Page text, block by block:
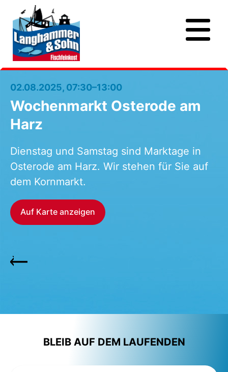
02.08.2025, 07:30–13:00
Wochenmarkt Osterode am
Harz
Dienstag und Samstag sind Marktage in
Osterode am Harz. Wir stehen für Sie auf
dem Kornmarkt.
Auf Karte anzeigen
BLEIB AUF DEM LAUFENDEN